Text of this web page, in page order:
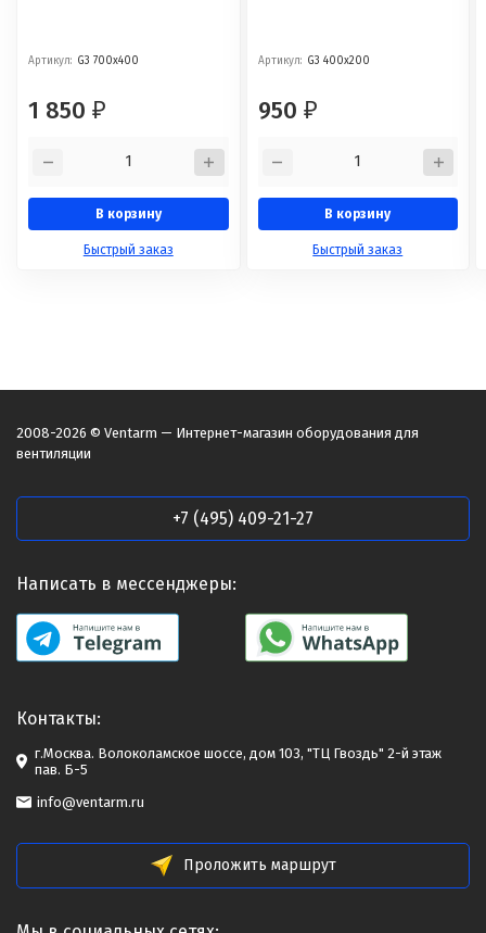
Артикул: G3 700x400
1 850 ₽
В корзину
Быстрый заказ
Артикул: G3 400x200
950 ₽
В корзину
Быстрый заказ
2008-2026 © Ventarm — Интернет-магазин оборудования для
вентиляции
+7 (495) 409-21-27
Написать в мессенджеры:
Контакты:
г.Москва. Волоколамское шоссе, дом 103, "ТЦ Гвоздь" 2-й этаж
пав. Б-5
info@ventarm.ru
Проложить маршрут